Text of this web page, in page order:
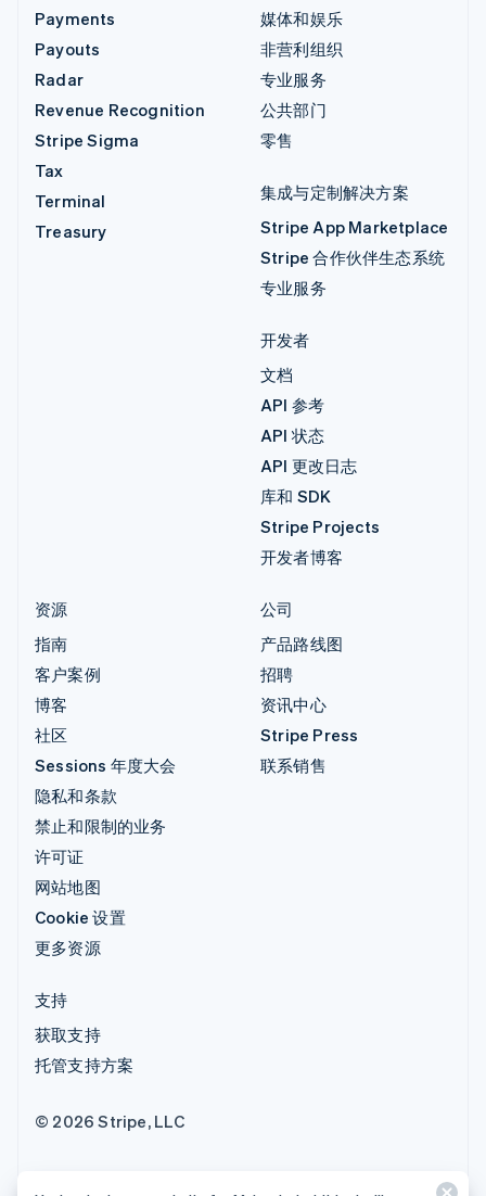
Payments
Payouts
Radar
Revenue Recognition
Stripe Sigma
Tax
Terminal
Treasury
媒体和娱乐
非营利组织
专业服务
公共部门
零售
集成与定制解决方案
Stripe App Marketplace
Stripe 合作伙伴生态系统
专业服务
开发者
文档
API 参考
API 状态
API 更改日志
库和 SDK
Stripe Projects
开发者博客
资源
指南
客户案例
博客
社区
Sessions 年度大会
隐私和条款
禁止和限制的业务
许可证
网站地图
Cookie 设置
更多资源
公司
产品路线图
招聘
资讯中心
Stripe Press
联系销售
支持
获取支持
托管支持方案
© 2026 Stripe, LLC